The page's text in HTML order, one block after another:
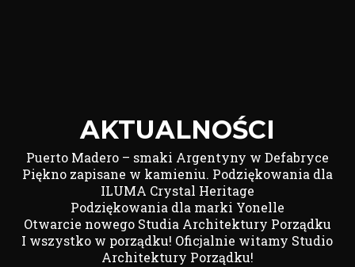
AKTUALNOŚCI
Puerto Madero – smaki Argentyny w Defabryce
Piękno zapisane w kamieniu. Podziękowania dla
ILUMA Crystal Heritage
Podziękowania dla marki Yonelle
Otwarcie nowego Studia Architektury Porządku
I wszystko w porządku! Oficjalnie witamy Studio
Architektury Porządku!